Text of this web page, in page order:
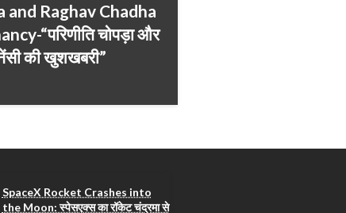
and Raghav Chadha
“परिणीति चोपड़ा और
की खुशखबरी”
SpaceX Rocket Crashes into
the Moon: स्पेसएक्स का रॉकेट चंद्रमा से